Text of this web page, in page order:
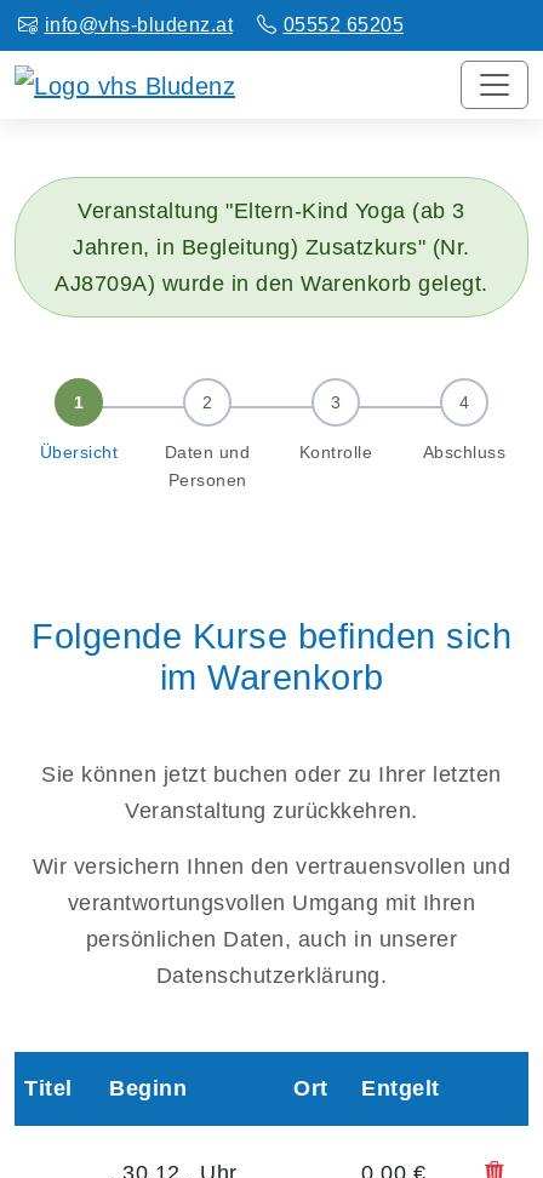
info@vhs-bludenz.at 05552 65205
Veranstaltung "Eltern-Kind Yoga (ab 3
Jahren, in Begleitung) Zusatzkurs" (Nr.
AJ8709A) wurde in den Warenkorb gelegt.
Übersicht
Daten und
Personen
Kontrolle Abschluss
Folgende Kurse befinden sich
im Warenkorb
Sie können jetzt buchen oder zu Ihrer letzten
Veranstaltung zurückkehren.
Wir versichern Ihnen den vertrauensvollen und
verantwortungsvollen Umgang mit Ihren
persönlichen Daten, auch in unserer
Datenschutzerklärung.
Titel Beginn Ort Entgelt
, 30.12., Uhr 0,00 €